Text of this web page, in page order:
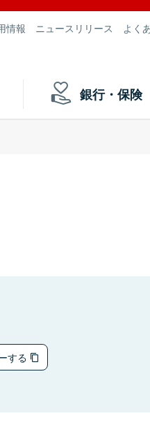
情報 ニュースリリース よく
銀行・保険
する